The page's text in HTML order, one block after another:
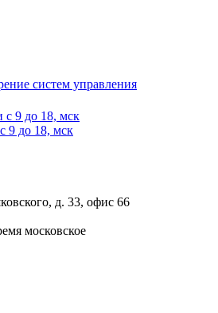
с 9 до 18, мск
9 до 18, мск
д. 33, офис 66
московское